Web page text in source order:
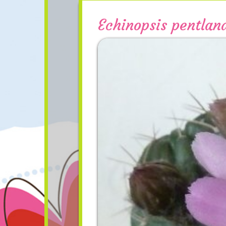
Echinopsis